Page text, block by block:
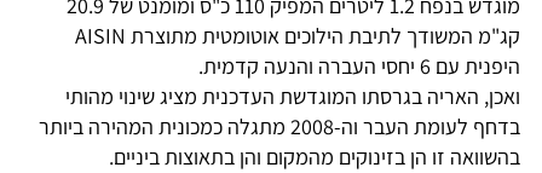
קג"מ המשודך לתיבת הילוכים אוטומטית מתוצרת AISIN
היפנית עם 6 יחסי העברה והנעה קדמית.
ואכן, האריה בגרסתו המוגדשת העדכנית מציג שינוי מהותי
בדחף לעומת העבר וה-2008 מתגלה כמכונית המהירה ביותר
בהשוואה זו הן בזינוקים מהמקום והן בתאוצות ביניים.